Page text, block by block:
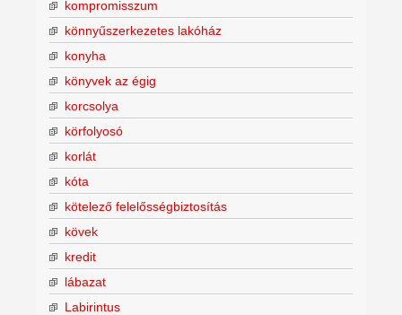
kompromisszum
könnyűszerkezetes lakóház
konyha
könyvek az égig
korcsolya
körfolyosó
korlát
kóta
kötelező felelősségbiztosítás
kövek
kredit
lábazat
Labirintus